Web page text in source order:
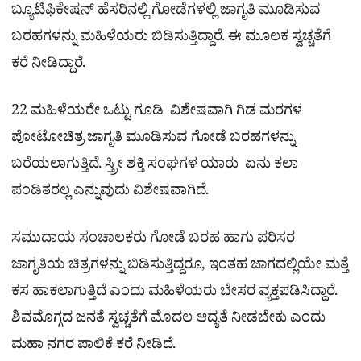
ಬ್ಯೂಟಿಫಿಕೇಷನ್ ಹೆಸರಿನಲ್ಲಿ ಗೋಡೆಗಳಲ್ಲಿ ಜಾಗೃತಿ ಮೂಡಿಸುವ
ಬರಹಗಳನ್ನು ಮಹಿಳೆಯರು ಬಿಡಿಸುತ್ತಿದ್ದಾರೆ. ಈ ಮೂಲಕ ಸ್ವಚ್ಚತೆಗೆ
ಕರೆ ನೀಡಿದ್ದಾರೆ.
22 ಮಹಿಳೆಯರೇ ಒಟ್ಟು ಗೂಡಿ ವಿಶೇಷವಾಗಿ ಗಿಡ ಮರಗಳ
ಪೋಟೋಚಿತ್ರ ಜಾಗೃತಿ ಮೂಡಿಸುವ ಗೋಡೆ ಬರಹಗಳನ್ನು
ಬರೆಯಲಾಗುತ್ತಿದೆ. ಸ್ತ್ರೀ ಶಕ್ತಿ ಸಂಘಗಳ ಯಾರು ಏನು ಕಲಾ
ಪಂಡಿತರಲ್ಲ ಎನ್ನುವುದು ವಿಶೇಷವಾಗಿದೆ.
ಸಮುದಾಯ ಸಂಚಾಲಕರು ಗೋಡೆ ಬರಹ ಹಾಗು ಪರಿಸರ
ಜಾಗೃತಿಯ ಚಿತ್ರಗಳನ್ನು ಬಿಡಿಸುತ್ತಿದ್ದರೂ, ಇಂತಹ ಜಾಗದಲ್ಲಿಯೇ ಮತ್ತೆ
ಕಸ ಹಾಕಲಾಗುತ್ತಿದೆ ಎಂದು ಮಹಿಳೆಯರು ಬೇಸರ ವ್ಯಕ್ತಪಡಿಸಿದ್ದಾರೆ.
ಶಿವಮೊಗ್ಗದ ಜನತೆ ಸ್ವಚ್ಚತೆಗೆ ಮೊದಲ ಆದ್ಯತೆ ನೀಡಬೇಕು ಎಂದು
ಮಹಾ ನಗರ ಪಾಲಿಕೆ ಕರೆ ನೀಡಿದೆ.